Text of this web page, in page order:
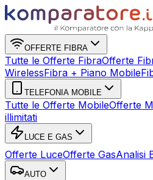
OFFERTE FIBRA
Tutte le Offerte FibraOfferte
WirelessFibra + Piano Mobile
TELEFONIA MOBILE
Tutte le Offerte MobileOfferte
illimitati
LUCE E GAS
Offerte LuceOfferte GasAnalisi
AUTO